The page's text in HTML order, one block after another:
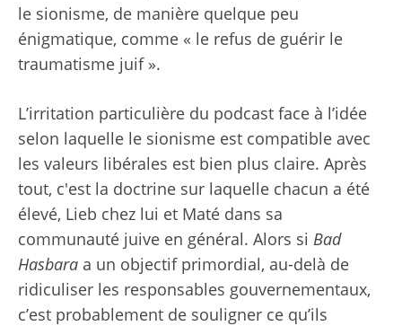
le sionisme, de manière quelque peu
énigmatique, comme « le refus de guérir le
traumatisme juif ».
L’irritation particulière du podcast face à l’idée
selon laquelle le sionisme est compatible avec
les valeurs libérales est bien plus claire. Après
tout, c'est la doctrine sur laquelle chacun a été
élevé, Lieb chez lui et Maté dans sa
communauté juive en général. Alors si Bad
Hasbara a un objectif primordial, au-delà de
ridiculiser les responsables gouvernementaux,
c’est probablement de souligner ce qu’ils